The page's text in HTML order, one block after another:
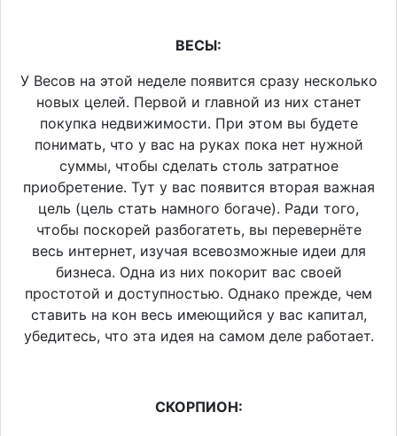
ВЕСЫ:
У Весов на этой неделе появится сразу несколько
новых целей. Первой и главной из них станет
покупка недвижимости. При этом вы будете
понимать, что у вас на руках пока нет нужной
суммы, чтобы сделать столь затратное
приобретение. Тут у вас появится вторая важная
цель (цель стать намного богаче). Ради того,
чтобы поскорей разбогатеть, вы перевернёте
весь интернет, изучая всевозможные идеи для
бизнеса. Одна из них покорит вас своей
простотой и доступностью. Однако прежде, чем
ставить на кон весь имеющийся у вас капитал,
убедитесь, что эта идея на самом деле работает.
СКОРПИОН: